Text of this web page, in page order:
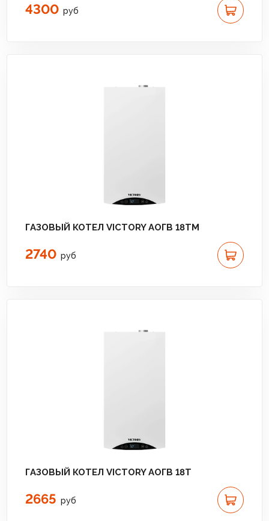
4300 руб
ГАЗОВЫЙ КОТЕЛ VICTORY АОГВ 18TМ
2740 руб
ГАЗОВЫЙ КОТЕЛ VICTORY АОГВ 18T
2665 руб